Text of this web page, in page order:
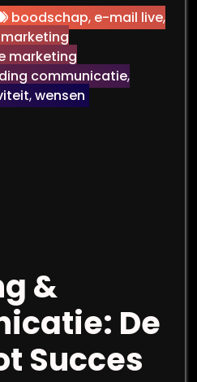
boodschap, e-mail live,
marketing
marketing
communicatie,
,wensen
&
De
Succes